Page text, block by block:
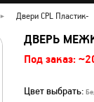
Двери CPL Пластик-
ДВЕРЬ
Под заказ:
Цвет выбрать: